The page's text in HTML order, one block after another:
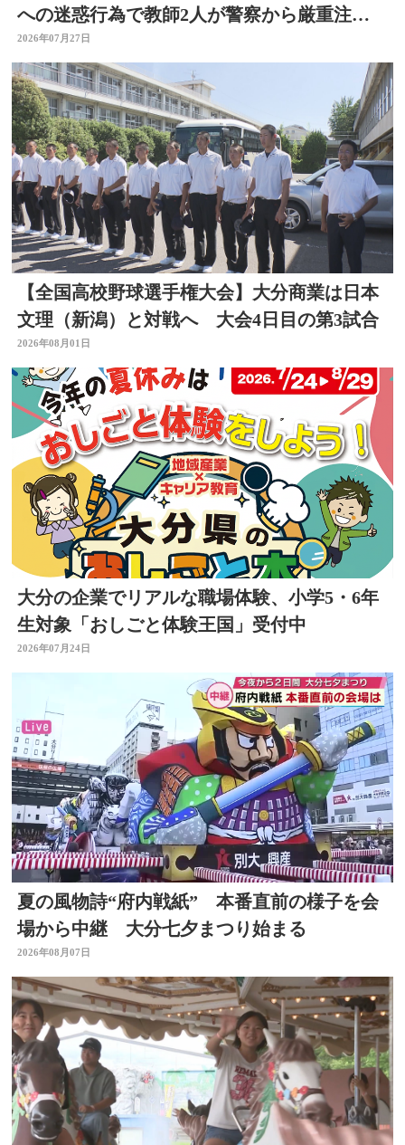
への迷惑行為で教師2人が警察から厳重注
意 文書訓告に 大分
2026年07月27日
【全国高校野球選手権大会】大分商業は日本
文理（新潟）と対戦へ 大会4日目の第3試合
2026年08月01日
大分の企業でリアルな職場体験、小学5・6年
生対象「おしごと体験王国」受付中
2026年07月24日
夏の風物詩“府内戦紙” 本番直前の様子を会
場から中継 大分七夕まつり始まる
2026年08月07日